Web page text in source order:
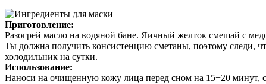
Приготовление:
Разогрей масло на водяной бане. Яичный желток смешай с
Ты должна получить консистенцию сметаны, поэтому следи,
холодильник на сутки.
Использование:
Наноси на очищенную кожу лица перед сном на 15−20 минут,